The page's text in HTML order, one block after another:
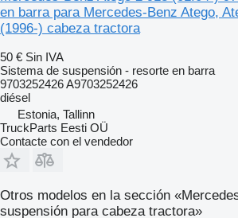
en barra para Mercedes-Benz Atego,
(1996-) cabeza tractora
50 € Sin IVA
Sistema de suspensión - resorte en barra
9703252426 A9703252426
diésel
Estonia, Tallinn
TruckParts Eesti OÜ
Contacte con el vendedor
Otros modelos en la sección
suspensión para cabeza tractora»